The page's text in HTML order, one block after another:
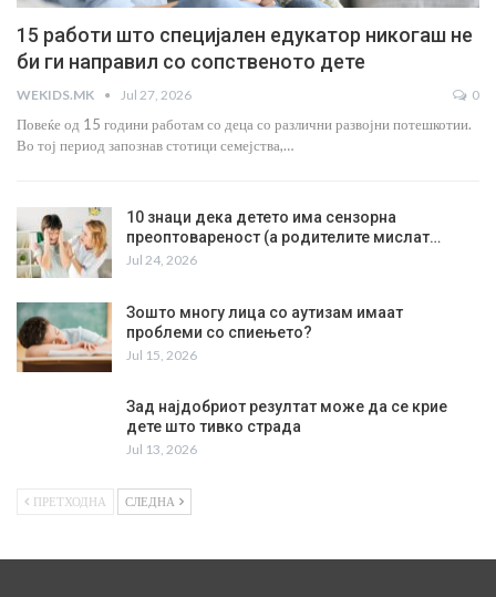
15 работи што специјален едукатор никогаш не
би ги направил со сопственото дете
WEKIDS.MK Jul 27, 2026 0
Повеќе од 15 години работам со деца со различни развојни потешкотии.
Во тој период запознав стотици семејства,…
10 знаци дека детето има сензорна
преоптовареност (а родителите мислат…
Jul 24, 2026
Зошто многу лица со аутизам имаат
проблеми со спиењето?
Jul 15, 2026
Зад најдобриот резултат може да се крие
дете што тивко страда
Jul 13, 2026
ПРЕТХОДНА СЛЕДНА